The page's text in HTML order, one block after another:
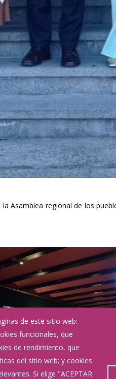
Asamblea regional de los
de este sitio web:
funcionales, que
de rendimiento, que
del sitio web; y cookies
Si elige "ACEPTAR